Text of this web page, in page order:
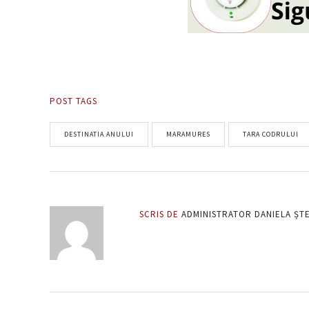
POST TAGS
DESTINATIA ANULUI MARAMURES TARA CODRULUI
SCRIS DE ADMINISTRATOR DANIELA